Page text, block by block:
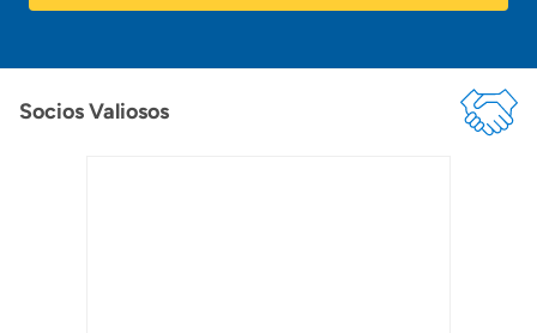
Socios Valiosos